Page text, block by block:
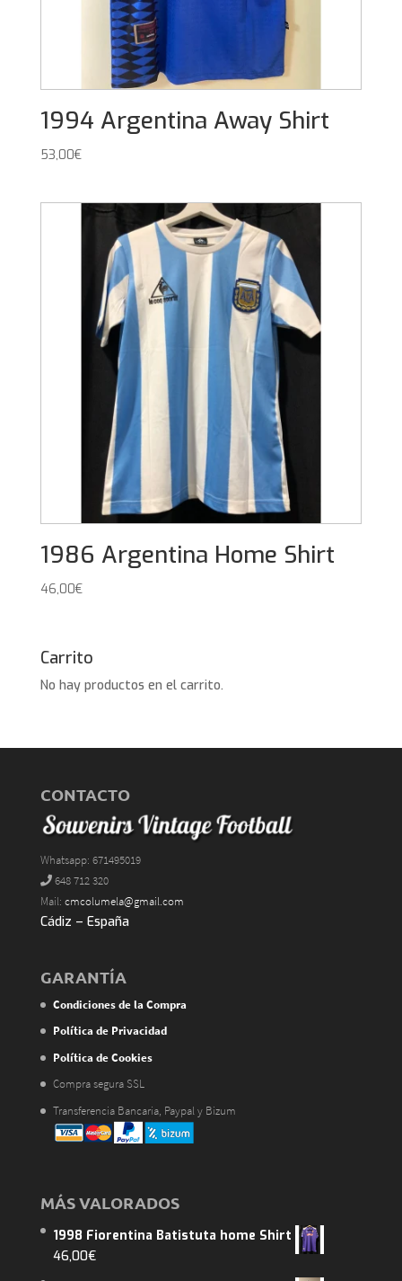
1994 Argentina Away Shirt
53,00€
1986 Argentina Home Shirt
46,00€
Carrito
No hay productos en el carrito.
CONTACTO
Whatsapp: 671495019
648 712 320
Mail: cmcolumela@gmail.com
Cádiz – España
GARANTÍA
Condiciones de la Compra
Política de Privacidad
Política de Cookies
Compra segura SSL
Transferencia Bancaria, Paypal y Bizum
MÁS VALORADOS
1998 Fiorentina Batistuta home Shirt
46,00€